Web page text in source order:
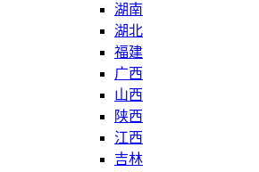
湖南
湖北
福建
广西
山西
陕西
江西
吉林